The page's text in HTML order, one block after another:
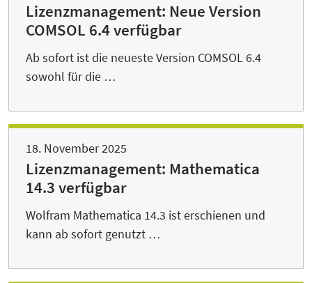
Lizenzmanagement: Neue Version
COMSOL 6.4 verfügbar
Ab sofort ist die neueste Version COMSOL 6.4
sowohl für die …
18. November 2025
Lizenzmanagement: Mathematica
14.3 verfügbar
Wolfram Mathematica 14.3 ist erschienen und
kann ab sofort genutzt …